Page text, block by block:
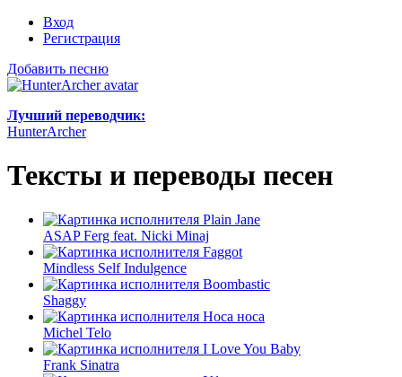
Вход
Регистрация
Добавить песню
Лучший переводчик:
HunterArcher
Тексты и переводы песен
Plain Jane
ASAP Ferg feat. Nicki Minaj
Faggot
Mindless Self Indulgence
Boombastic
Shaggy
Носа носа
Michel Telo
I Love You Baby
Frank Sinatra